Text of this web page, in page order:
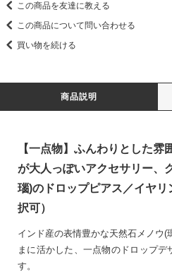
この商品を友達に教える
この商品について問い合わせる
買い物を続ける
商品説明
【一点物】ふんわりとした雰
が大人っぽいアクセサリー、
瑙)のドロップピアス／イヤ
択可）
インド産の表情豊かな天然石メノウ(
まに活かした、一点物のドロップ
す。